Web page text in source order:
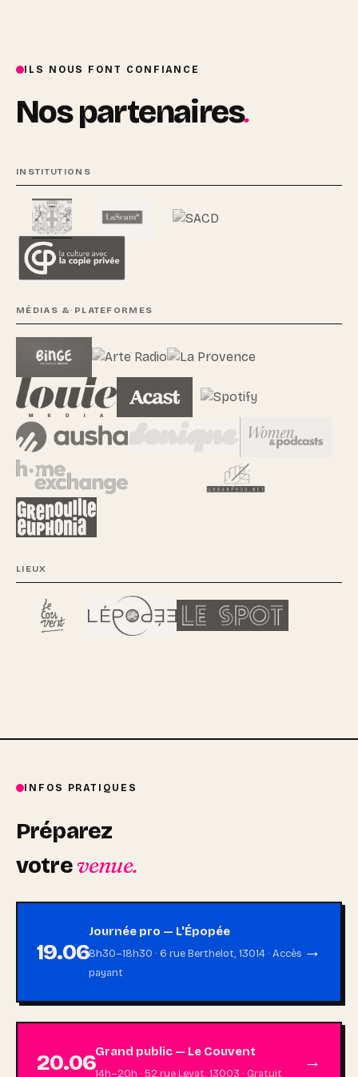
ILS NOUS FONT CONFIANCE
Nos partenaires.
INSTITUTIONS
MÉDIAS & PLATEFORMES
LIEUX
INFOS PRATIQUES
Préparez
votrevenue.
19.06
Journée pro — L'Épopée
8h30–18h30 · 6 rue Berthelot, 13014 · Accès
payant
→
20.06Grand public — Le Couvent
14h–20h · 52 rue Levat, 13003 · Gratuit
→